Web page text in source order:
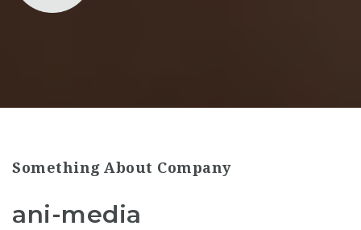
Something About Company
ani-media